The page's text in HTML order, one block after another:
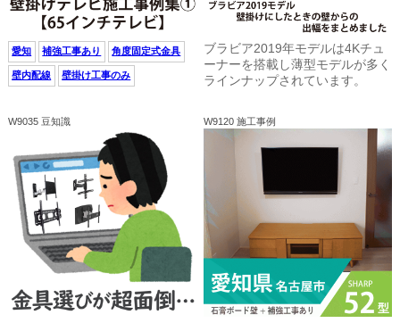
愛知 補強工事あり 角度固定式金具
壁内配線 壁掛け工事のみ
ブラビア2019年モデルは4Kチュ
ーナーを搭載し薄型モデルが多く
ラインナップされています。
W9035 豆知識 W9120 施工事例